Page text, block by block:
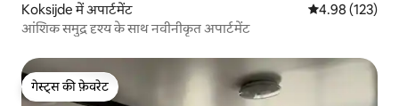
Koksijde में अपार्टमेंट औसत रेटिंग 5 में से
4.98 (123)
आंशिक समुद्र दृश्य के साथ नवीनीकृत अपार्टमेंट
गेस्ट्स की फ़ेवरेट
गेस्ट्स की फ़ेवरेट